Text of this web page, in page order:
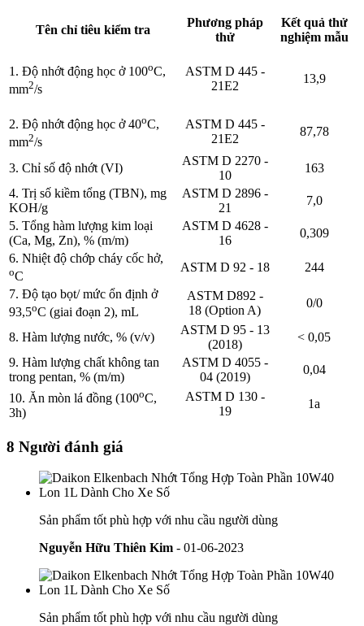
Tên chỉ tiêu kiểm tra
Phương pháp
thử
Kết quả thử
nghiệm mẫu
1. Độ nhớt động học ở 100oC,
mm2/s
ASTM D 445 -
21E2
13,9
2. Độ nhớt động học ở 40oC,
mm2/s
ASTM D 445 -
21E2
87,78
3. Chỉ số độ nhớt (VI)
ASTM D 2270 -
10
163
4. Trị số kiềm tổng (TBN), mg
KOH/g
ASTM D 2896 -
21
7,0
5. Tổng hàm lượng kim loại
(Ca, Mg, Zn), % (m/m)
ASTM D 4628 -
16
0,309
6. Nhiệt độ chớp cháy cốc hở,
oC
ASTM D 92 - 18
244
7. Độ tạo bọt/ mức ổn định ở
93,5oC (giai đoạn 2), mL
ASTM D892 -
18 (Option A)
0/0
8. Hàm lượng nước, % (v/v)
ASTM D 95 - 13
(2018)
< 0,05
9. Hàm lượng chất không tan
trong pentan, % (m/m)
ASTM D 4055 -
04 (2019)
0,04
10. Ăn mòn lá đồng (100oC,
3h)
ASTM D 130 -
19
1a
8 Người đánh giá
Sản phẩm tốt phù hợp với nhu cầu người dùng
Nguyễn Hữu Thiên Kim - 01-06-2023
Sản phẩm tốt phù hợp với nhu cầu người dùng